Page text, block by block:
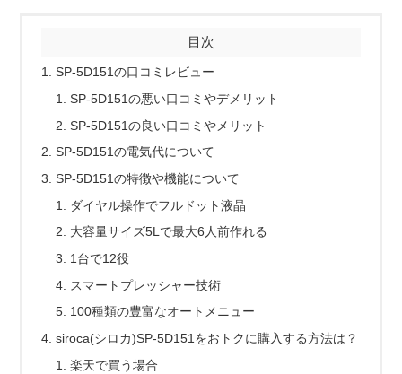
目次
SP-5D151の口コミレビュー
SP-5D151の悪い口コミやデメリット
SP-5D151の良い口コミやメリット
SP-5D151の電気代について
SP-5D151の特徴や機能について
ダイヤル操作でフルドット液晶
大容量サイズ5Lで最大6人前作れる
1台で12役
スマートプレッシャー技術
100種類の豊富なオートメニュー
siroca(シロカ)SP-5D151をおトクに購入する方法は？
楽天で買う場合